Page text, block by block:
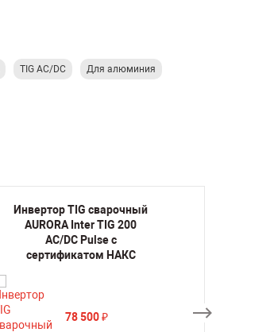
TIG AC/DC Для алюминия
Инвертор TIG сварочный
AURORA Inter TIG 200
AC/DC Pulse с
сертификатом НАКС
78 500 ₽